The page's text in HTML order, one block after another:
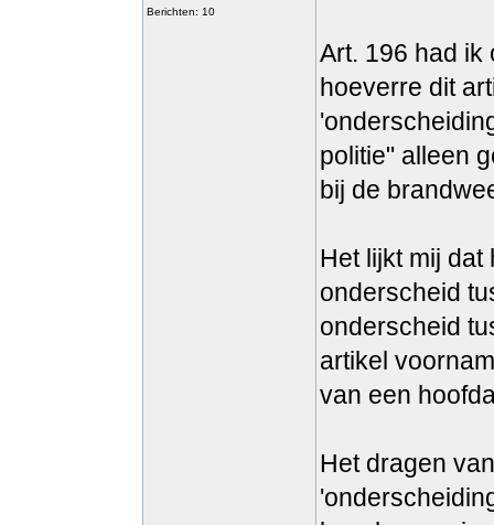
Berichten: 10
Art. 196 had ik
hoeverre dit
politie" alleen
bij de
Het lijkt mij
onderscheid
onderscheid
artikel
van een
Het dragen